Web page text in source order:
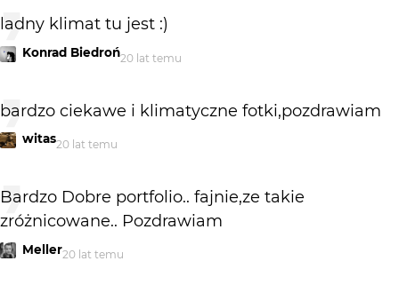
ladny klimat tu jest :)
Konrad Biedroń20 lat temu
bardzo ciekawe i klimatyczne fotki,pozdrawiam
witas20 lat temu
Bardzo Dobre portfolio.. fajnie,ze takie
zróżnicowane.. Pozdrawiam
Meller20 lat temu